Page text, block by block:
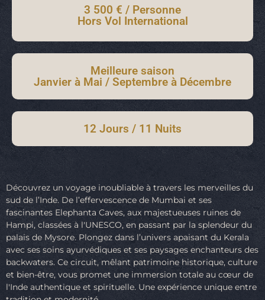
3 500 € / Personne
Hors Vol International
Meilleure saison
Janvier à Mai / Septembre à Décembre
12 Jours / 11 Nuits
Découvrez un voyage inoubliable à travers les merveilles du
sud de l’Inde. De l’effervescence de Mumbai et ses
fascinantes Elephanta Caves, aux majestueuses ruines de
Hampi, classées à l'UNESCO, en passant par la splendeur du
palais de Mysore. Plongez dans l’univers apaisant du Kerala
avec ses soins ayurvédiques et ses paysages enchanteurs des
backwaters. Ce circuit, mêlant patrimoine historique, culture
et bien-être, vous promet une immersion totale au cœur de
l'Inde authentique et spirituelle. Une expérience unique entre